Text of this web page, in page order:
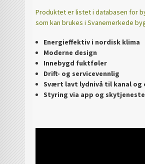
Produktet er listet i databasen for
som kan brukes i Svanemerkede
Energieffektiv i nordisk klima
Moderne design
Innebygd fuktføler
Drift- og servicevennlig
Svært lavt lydnivå til kanal og
Styring via app og